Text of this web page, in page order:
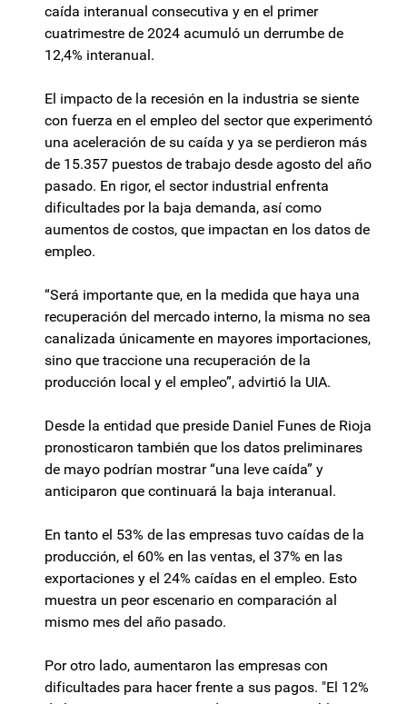
caída interanual consecutiva y en el primer
cuatrimestre de 2024 acumuló un derrumbe de
12,4% interanual.
El impacto de la recesión en la industria se siente
con fuerza en el empleo del sector que experimentó
una aceleración de su caída y ya se perdieron más
de 15.357 puestos de trabajo desde agosto del año
pasado. En rigor, el sector industrial enfrenta
dificultades por la baja demanda, así como
aumentos de costos, que impactan en los datos de
empleo.
“Será importante que, en la medida que haya una
recuperación del mercado interno, la misma no sea
canalizada únicamente en mayores importaciones,
sino que traccione una recuperación de la
producción local y el empleo”, advirtió la UIA.
Desde la entidad que preside Daniel Funes de Rioja
pronosticaron también que los datos preliminares
de mayo podrían mostrar “una leve caída” y
anticiparon que continuará la baja interanual.
En tanto el 53% de las empresas tuvo caídas de la
producción, el 60% en las ventas, el 37% en las
exportaciones y el 24% caídas en el empleo. Esto
muestra un peor escenario en comparación al
mismo mes del año pasado.
Por otro lado, aumentaron las empresas con
dificultades para hacer frente a sus pagos. "El 12%